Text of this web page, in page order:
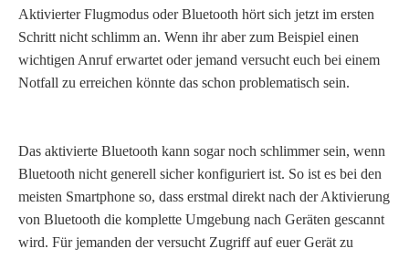
Aktivierter Flugmodus oder Bluetooth hört sich jetzt im ersten
Schritt nicht schlimm an. Wenn ihr aber zum Beispiel einen
wichtigen Anruf erwartet oder jemand versucht euch bei einem
Notfall zu erreichen könnte das schon problematisch sein.
Das aktivierte Bluetooth kann sogar noch schlimmer sein, wenn
Bluetooth nicht generell sicher konfiguriert ist. So ist es bei den
meisten Smartphone so, dass erstmal direkt nach der Aktivierung
von Bluetooth die komplette Umgebung nach Geräten gescannt
wird. Für jemanden der versucht Zugriff auf euer Gerät zu